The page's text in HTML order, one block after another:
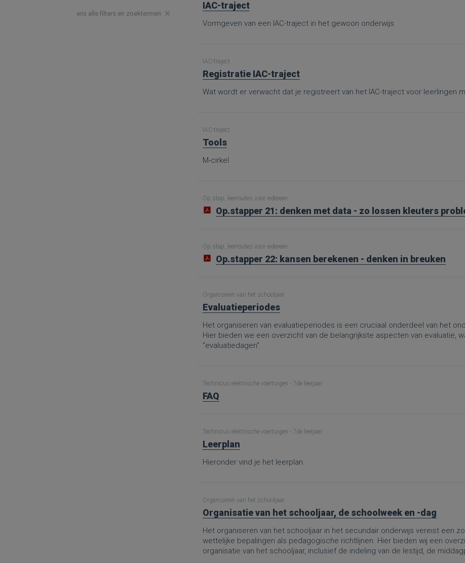
wis alle filters en zoektermen
IAC-traject
Vormgeven van een IAC-traject in het gewoon onderwijs
IAC-traject
Registratie IAC-traject
Wat wordt er verwacht dat je registreert van het IAC-traject voor leerlingen
IAC-traject
Tools
M-cirkel
Op.stap, leerroutes voor iedereen
Op.stapper 21: denken met data - zo lossen kleuters
Op.stap, leerroutes voor iedereen
Op.stapper 22: kansen berekenen - denken in breuken
Organiseren van het schooljaar
Evaluatieperiodes
Het organiseren van evaluatieperiodes is een cruciaal onderdeel van het
Hier bieden we een overzicht van de belangrijkste aspecten van evaluatie,
“evaluatiedagen”.
Technicus elektrische voertuigen - 7de leerjaar
FAQ
Technicus elektrische voertuigen - 7de leerjaar
Leerplan
Hieronder vind je het leerplan.
Organiseren van het schooljaar
Organisatie van het schooljaar, de schoolweek en -dag
Het organiseren van het schooljaar in het secundair onderwijs vereist een
wettelijke bepalingen als pedagogische richtlijnen. Hier bieden wij een
organisatie van het schooljaar, inclusief de indeling van de lestijd, de